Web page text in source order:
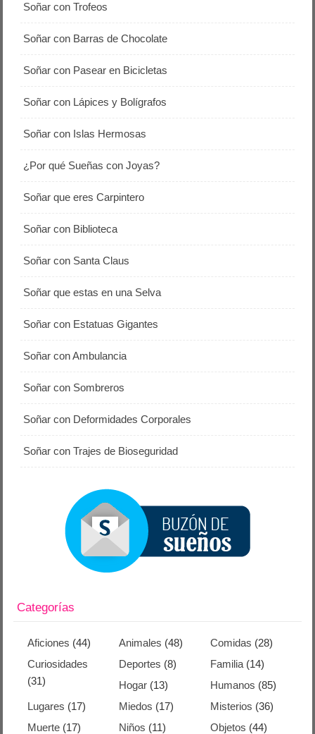
Soñar con Trofeos
Soñar con Barras de Chocolate
Soñar con Pasear en Bicicletas
Soñar con Lápices y Bolígrafos
Soñar con Islas Hermosas
¿Por qué Sueñas con Joyas?
Soñar que eres Carpintero
Soñar con Biblioteca
Soñar con Santa Claus
Soñar que estas en una Selva
Soñar con Estatuas Gigantes
Soñar con Ambulancia
Soñar con Sombreros
Soñar con Deformidades Corporales
Soñar con Trajes de Bioseguridad
Categorías
Aficiones (44) Animales (48) Comidas (28)
Curiosidades
(31)
Deportes (8) Familia(14)
Hogar (13) Humanos (85)
Lugares (17) Miedos (17) Misterios (36)
Muerte (17) Niños (11) Objetos (44)